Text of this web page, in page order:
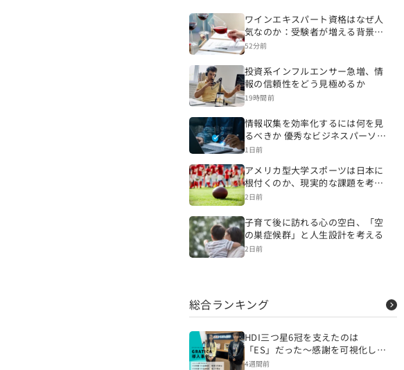
ワインエキスパート資格はなぜ人
気なのか：受験者が増える背景を
読み解く
52分前
投資系インフルエンサー急増、情
報の信頼性をどう見極めるか
19時間前
情報収集を効率化するには何を見
るべきか 優秀なビジネスパーソン
の情報源と仕事への生かし方
1日前
アメリカ型大学スポーツは日本に
根付くのか、現実的な課題を考え
る
2日前
子育て後に訪れる心の空白、「空
の巣症候群」と人生設計を考える
2日前
総合ランキング
HDI三つ星6冠を支えたのは
「ES」だった～感謝を可視化し、
CSを変える組織づくりへ～
4週間前